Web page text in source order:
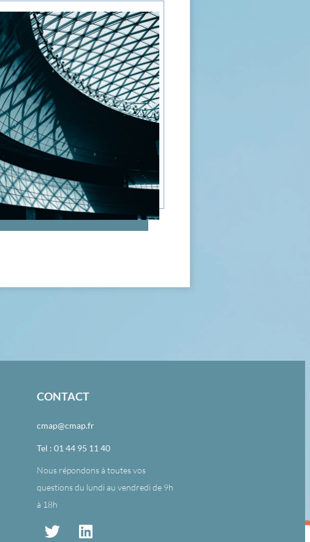
CONTACT
cmap@cmap.fr
Tel : 01 44 95 11 40
Nous répondons à toutes vos
questions du lundi au vendredi de 9h
à 18h